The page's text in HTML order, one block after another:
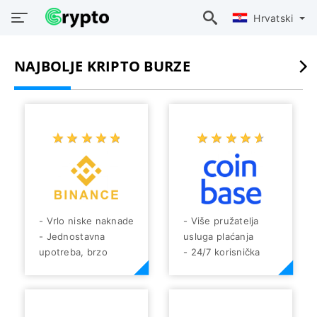
Hrvatski
NAJBOLJE KRIPTO BURZE
☆ ☆ ☆ ☆ ☆
★ ★ ★ ★ ★
- Vrlo niske naknade
- Jednostavna
upotreba, brzo
☆ ☆ ☆ ☆ ☆
★ ★ ★ ★ ★
- Više pružatelja
usluga plaćanja
- 24/7 korisnička